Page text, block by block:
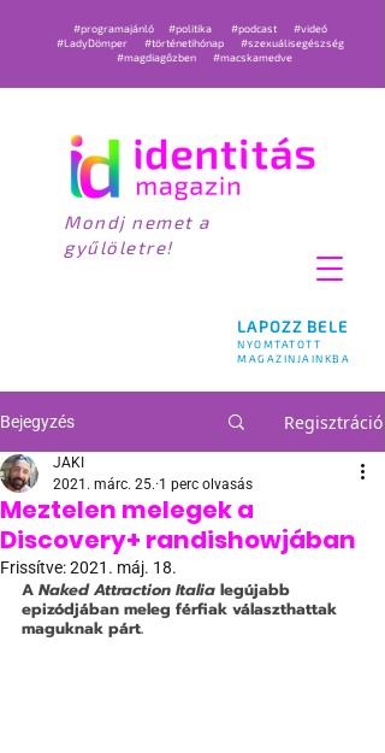
LAPOZZ BELE
NYOMTATOTT
MAGAZINJAINKBA
#programajánló #politika #podcast
#videó
#LadyDömper
#történetihónap
#szexuálisegészség
#magdiagőzben
#macskamedve
Mondj nemet a
gyűlöletre!
Bejegyzés Regisztráció
Meztelen melegek a
Discovery+ randishowjában
JAKI
2021. márc. 25. 1 perc olvasás
Frissítve:2021. máj. 18.
A Naked Attraction Italia legújabb
epizódjában meleg férfiak választhattak
maguknak párt.